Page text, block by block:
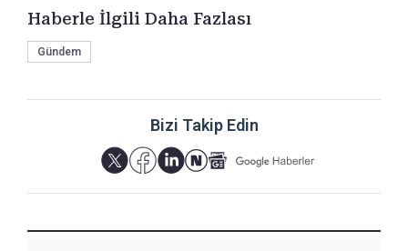
Haberle İlgili Daha Fazlası
Gündem
Bizi Takip Edin